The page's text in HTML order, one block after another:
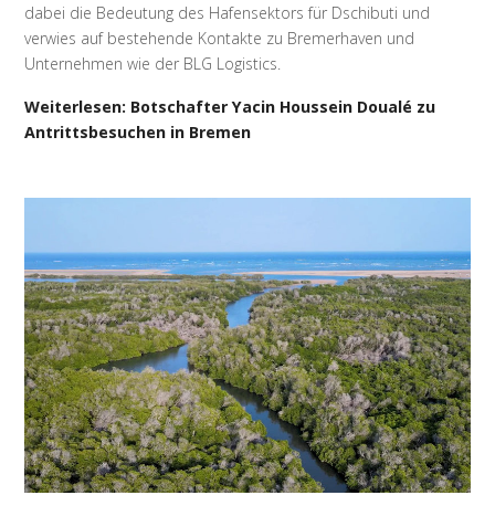
dabei die Bedeutung des Hafensektors für Dschibuti und
verwies auf bestehende Kontakte zu Bremerhaven und
Unternehmen wie der BLG Logistics.
Weiterlesen: Botschafter Yacin Houssein Doualé zu
Antrittsbesuchen in Bremen